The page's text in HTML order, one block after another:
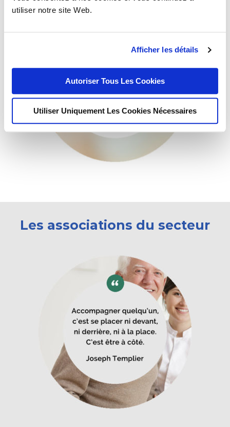
utiliser notre site Web.
Afficher les détails
Autoriser Tous Les Cookies
Utiliser Uniquement Les Cookies Nécessaires
Les associations du secteur